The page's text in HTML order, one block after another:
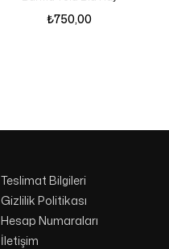
₺750,00
Teslimat Bilgileri
Gizlilik Politikası
Hesap Numaraları
İletişim